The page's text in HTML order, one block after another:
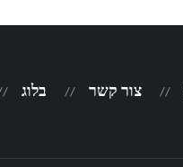
צור קשר בלוג